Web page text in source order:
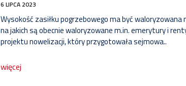
6 LIPCA 2023
Wysokość zasiłku pogrzebowego ma być waloryzowana
na jakich są obecnie waloryzowane m.in. emerytury i
projektu nowelizacji, który przygotowała sejmowa..
więcej